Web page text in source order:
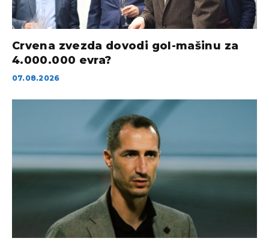
Crvena zvezda dovodi gol-mašinu za
4.000.000 evra?
07.08.2026